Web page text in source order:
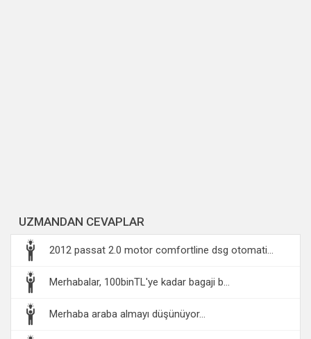
UZMANDAN CEVAPLAR
2012 passat 2.0 motor comfortline dsg otomati...
Merhabalar, 100binTL'ye kadar bagaji b...
Merhaba araba almayı düşünüyor...